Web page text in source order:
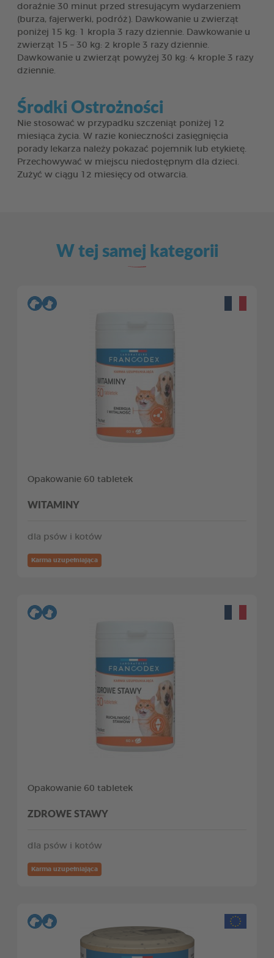
doraźnie 30 minut przed stresującym wydarzeniem
(burza, fajerwerki, podróż). Dawkowanie u zwierząt
poniżej 15 kg: 1 kropla 3 razy dziennie. Dawkowanie u
zwierząt 15 – 30 kg: 2 krople 3 razy dziennie.
Dawkowanie u zwierząt powyżej 30 kg: 4 krople 3 razy
dziennie.
Środki Ostrożności
Nie stosować w przypadku szczeniąt poniżej 12
miesiąca życia. W razie konieczności zasięgnięcia
porady lekarza należy pokazać pojemnik lub etykietę.
Przechowywać w miejscu niedostępnym dla dzieci.
Zużyć w ciągu 12 miesięcy od otwarcia.
W tej samej kategorii
Opakowanie 60 tabletek
WITAMINY
dla psów i kotów
Karma uzupełniająca
Opakowanie 60 tabletek
ZDROWE STAWY
dla psów i kotów
Karma uzupełniająca